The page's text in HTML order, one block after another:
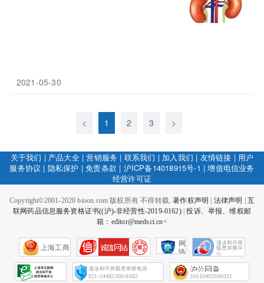
2021-05-30
< 1 2 3 >
关于我们 | 产品大全|营销服务 | 联系我们 | 加入我们 | 友情链接 | 用户
服务协议 | 隐私保护 |免责条款 | 沪ICP备14018915号-1 |增值电信业务
经营许可证
Copyright©2001-2020 bioon.com 版权所有 不得转载.著作权声明 法律声明
互
联网药品信息服务资格证书((沪)-非经营性-2019-0162)|投诉、举报、维权邮
箱：editor@medsci.cn<
上海工商
网
络
会
征
021-54485309-8082 31010402000321